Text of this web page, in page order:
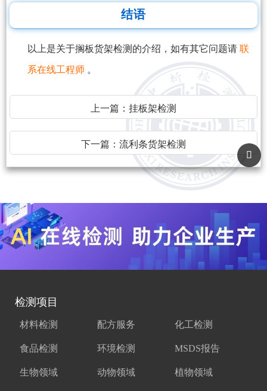
结语
以上是关于搁板货架检测的介绍，如有其它问题请 联
系在线工程师 。
上一篇： 挂板架检测
下一篇： 流利条货架检测
检测项目
材料检测 配方服务 化工检测
食品检测 环境检测 MSDS报告
生物领域 动物领域 植物领域